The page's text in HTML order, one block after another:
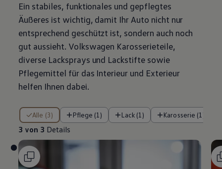
Ein stabiles, funktionales und gepflegtes
Äußeres ist wichtig, damit Ihr Auto nicht nur
entsprechend geschützt ist, sondern auch noch
gut aussieht. Volkswagen Karosserieteile,
diverse Lacksprays und Lackstifte sowie
Pflegemittel für das Interieur und Exterieur
helfen Ihnen dabei.
Alle (3) Pflege (1) Lack (1) Karosserie (1)
3 von 3 Details
3 von 3 Details